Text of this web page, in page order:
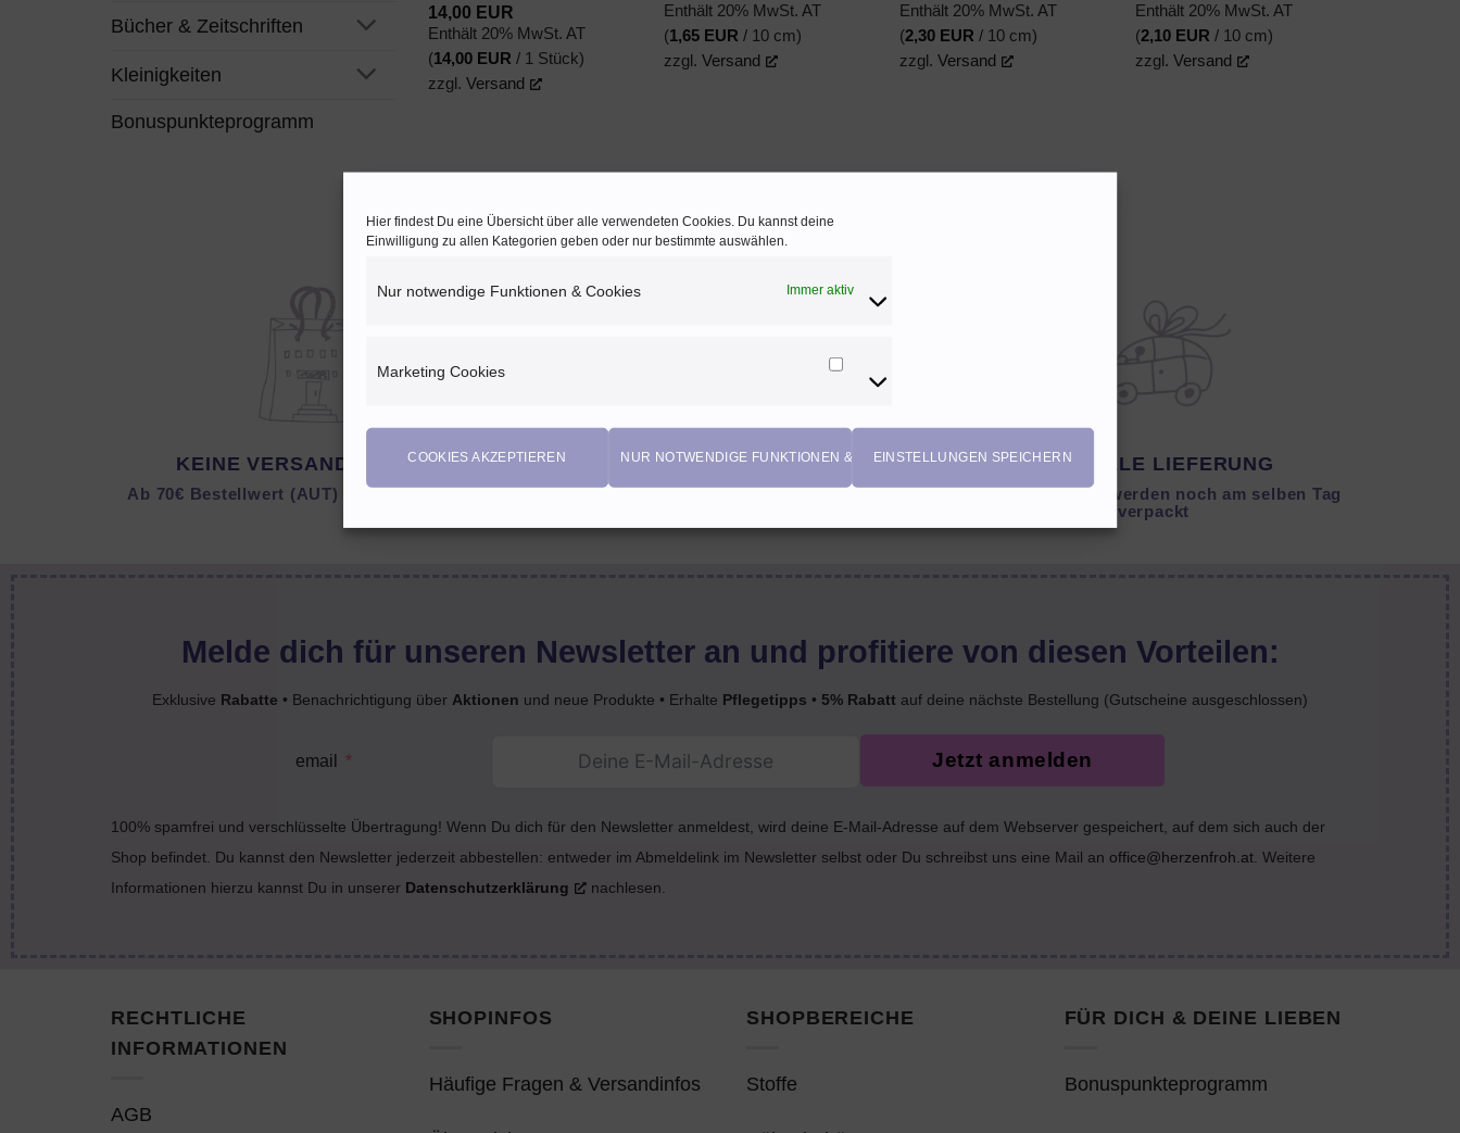
Hier findest Du eine Übersicht über alle verwendeten Cookies. Du kannst deine
Einwilligung zu allen Kategorien geben oder nur bestimmte auswählen.
Nur notwendige Funktionen & Cookies Immer aktiv
Marketing Cookies
Marketing
COOKIES AKZEPTIEREN NUR NOTWENDIGE FUNKTIONEN & COOKIESEINSTELLUNGEN SPEICHERN
Bücher & Zeitschriften
Kleinigkeiten
Bonuspunkteprogramm
14,00 EUR
Enthält 20% MwSt. AT
(14,00 EUR / 1 Stück)
zzgl.Versand
Enthält 20% MwSt. AT
(1,65 EUR / 10 cm)
zzgl.Versand
Enthält 20% MwSt. AT
(2,30 EUR / 10 cm)
zzgl.Versand
Enthält 20% MwSt. AT
(2,10 EUR / 10 cm)
zzgl. Versand
KEINE VERSANDKOSTEN
Ab 70€ Bestellwert (AUT) bzw. 150 € (DEU)
EIGENPRODUKTIONEN
Einzigartige Stoffdesigns von Herzenfroh
SCHNELLE LIEFERUNG
Lagernde Artikel werden noch am selben Tag
verpackt
Melde dich für unseren Newsletter an und profitiere von diesen Vorteilen:
Exklusive Rabatte • Benachrichtigung über Aktionen und neue Produkte • Erhalte Pflegetipps • 5% Rabatt auf deine nächste Bestellung (Gutscheine ausgeschlossen)
email Jetzt anmelden
100% spamfrei und verschlüsselte Übertragung! Wenn Du dich für den Newsletter anmeldest, wird deine E-Mail-Adresse auf dem Webserver gespeichert, auf dem sich auch der
Shop befindet. Du kannst den Newsletter jederzeit abbestellen: entweder im Abmeldelink im Newsletter selbst oder Du schreibst uns eine Mail an office@herzenfroh.at . Weitere
Informationen hierzu kannst Du in unserer Datenschutzerklärung nachlesen.
RECHTLICHE
INFORMATIONEN
AGB
SHOPINFOS
Häufige Fragen & Versandinfos
SHOPBEREICHE
Stoffe
FÜR DICH & DEINE LIEBEN
Bonuspunkteprogramm